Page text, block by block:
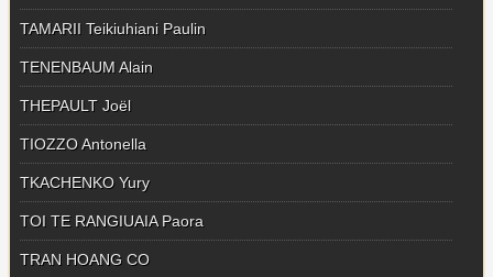
TAMARII Teikiuhiani Paulin
TENENBAUM Alain
THEPAULT Joël
TIOZZO Antonella
TKACHENKO Yury
TOI TE RANGIUAIA Paora
TRAN HOANG CO